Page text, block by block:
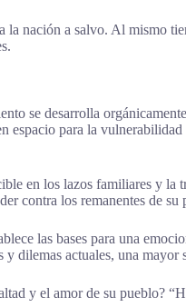
nación a salvo. Al mismo
se desarrolla
espacio para la
en los lazos familiares y
contra los remanentes de su
las bases para una
dilemas actuales, una mayor
y el amor de su